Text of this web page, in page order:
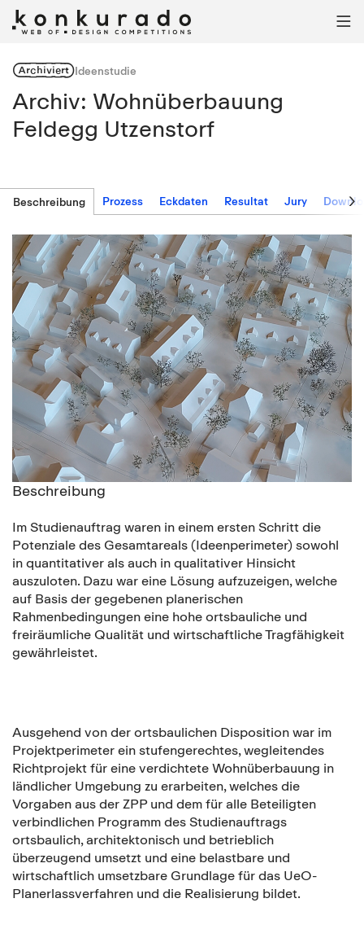

ArchiviertIdeenstudie
Archiv: Wohnüberbauung
Feldegg Utzenstorf
Beschreibung Prozess Eckdaten Resultat Jury 
Beschreibung
Im Studienauftrag waren in einem ersten Schritt die
Potenziale des Gesamtareals (Ideenperimeter) sowohl
in quantitativer als auch in qualitativer Hinsicht
auszuloten. Dazu war eine Lösung aufzuzeigen, welche
auf Basis der gegebenen planerischen
Rahmenbedingungen eine hohe ortsbauliche und
freiräumliche Qualität und wirtschaftliche Tragfähigkeit
gewährleistet.
Ausgehend von der ortsbaulichen Disposition war im
Projektperimeter ein stufengerechtes, wegleitendes
Richtprojekt für eine verdichtete Wohnüberbauung in
ländlicher Umgebung zu erarbeiten, welches die
Vorgaben aus der ZPP und dem für alle Beteiligten
verbindlichen Programm des Studienauftrags
ortsbaulich, architektonisch und betrieblich
überzeugend umsetzt und eine belastbare und
wirtschaftlich umsetzbare Grundlage für das UeO-
Planerlassverfahren und die Realisierung bildet.